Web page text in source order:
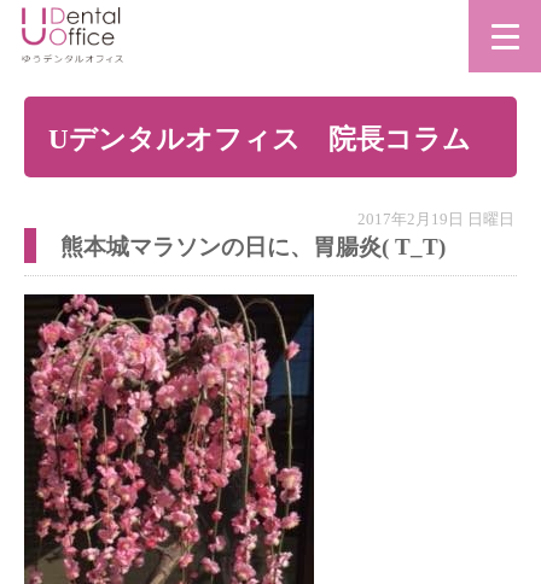
Uデンタルオフィス 院長コラム
2017年2月19日 日曜日
熊本城マラソンの日に、胃腸炎( T_T)